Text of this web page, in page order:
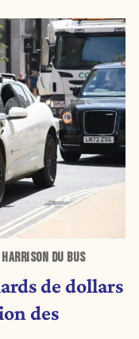
DU BUS
de dollars
des